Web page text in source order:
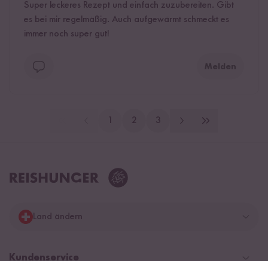
Super leckeres Rezept und einfach zuzubereiten. Gibt
es bei mir regelmäßig. Auch aufgewärmt schmeckt es
immer noch super gut!
Melden
2 3
Land ändern
Deutschland
Kundenservice